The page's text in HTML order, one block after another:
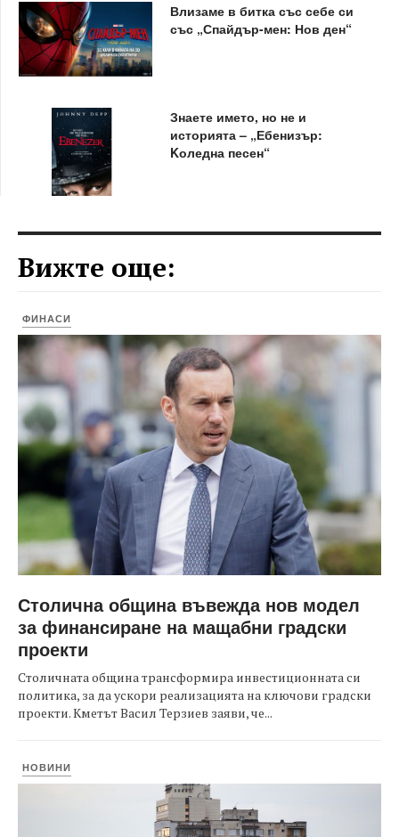
Влизаме в битка със себе си
със „Спайдър-мен: Нов ден“
Знаете името, но не и
историята – „Ебенизър:
Kоледна песен“
Вижте още:
ФИНАСИ
Столична община въвежда нов модел
за финансиране на мащабни градски
проекти
Столичната община трансформира инвестиционната си
политика, за да ускори реализацията на ключови градски
проекти. Кметът Васил Терзиев заяви, че...
НОВИНИ